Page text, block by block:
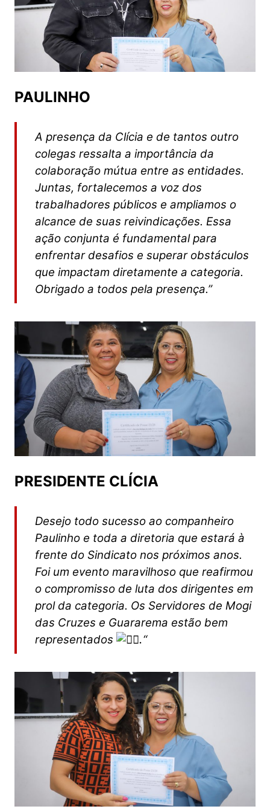
PAULINHO
A presença da Clícia e de tantos outro
colegas ressalta a importância da
colaboração mútua entre as entidades.
Juntas, fortalecemos a voz dos
trabalhadores públicos e ampliamos o
alcance de suas reivindicações. Essa
ação conjunta é fundamental para
enfrentar desafios e superar obstáculos
que impactam diretamente a categoria.
Obrigado a todos pela presença.”
PRESIDENTE CLÍCIA
Desejo todo sucesso ao companheiro
Paulinho e toda a diretoria que estará à
frente do Sindicato nos próximos anos.
Foi um evento maravilhoso que reafirmou
o compromisso de luta dos dirigentes em
prol da categoria. Os Servidores de Mogi
das Cruzes e Guararema estão bem
representados
.“